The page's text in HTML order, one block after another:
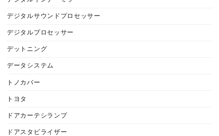
デジタルサウンドプロセッサー
デジタルプロセッサー
デットニング
データシステム
トノカバー
トヨタ
ドアカーテシランプ
ドアスタビライザー